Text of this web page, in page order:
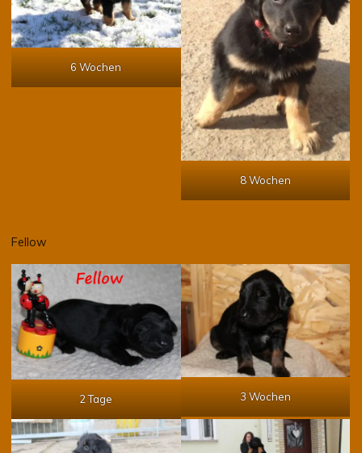
6 Wochen
8 Wochen
Fellow
2 Tage 3 Wochen